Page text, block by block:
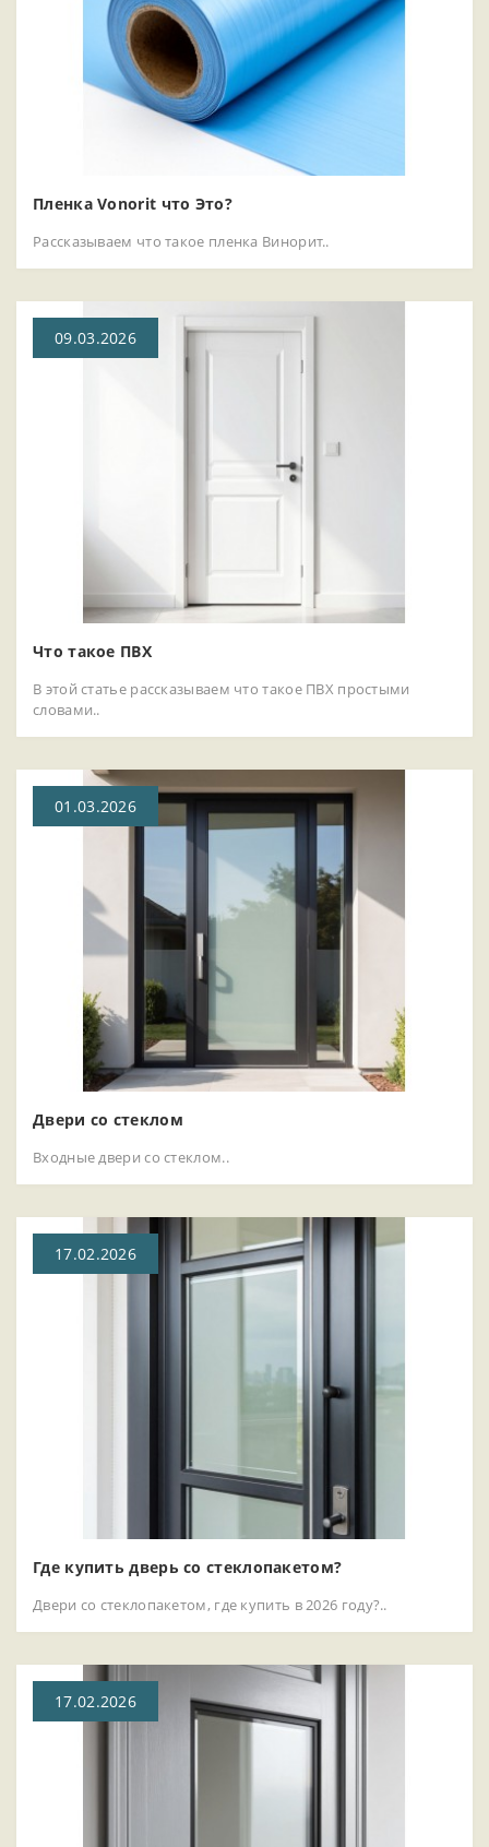
Пленка Vonorit что Это?
Рассказываем что такое пленка Винорит..
09.03.2026
Что такое ПВХ
В этой статье рассказываем что такое ПВХ простыми
словами..
01.03.2026
Двери со стеклом
Входные двери со стеклом..
17.02.2026
Где купить дверь со стеклопакетом?
Двери со стеклопакетом, где купить в 2026 году?..
17.02.2026